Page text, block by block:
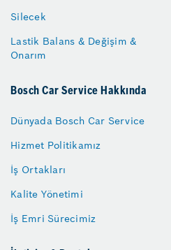
Silecek
Lastik Balans & Değişim &
Onarım
Bosch Car Service Hakkında
Dünyada Bosch Car Service
Hizmet Politikamız
İş Ortakları
Kalite Yönetimi
İş Emri Sürecimiz